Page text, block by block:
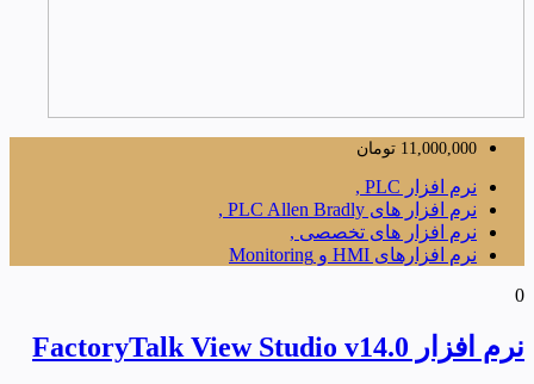
11,000,000 تومان
نرم افزار PLC ,
نرم افزار های PLC Allen Bradly ,
نرم افزار های تخصصی ,
نرم افزارهای HMI و Monitoring
0
نرم افزار FactoryTalk View Studio v14.0